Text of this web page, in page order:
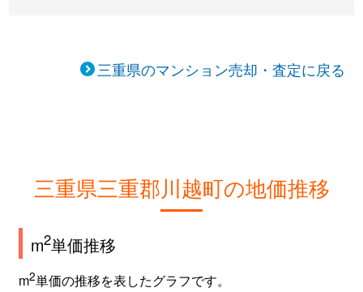
三重県のマンション売却・査定に戻る
三重県三重郡川越町の地価推移
m2単価推移
m2単価の推移を表したグラフです。